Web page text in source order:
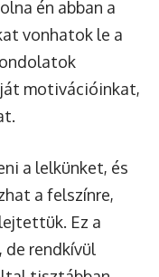
én abban a
vonhatok le a
motivációinkat,
a lelkünket, és
a felszínre,
Ez a
rendkívül